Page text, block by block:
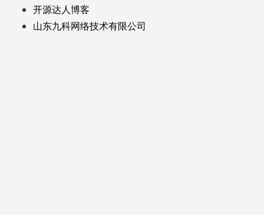
开源达人博客
山东九科网络技术有限公司